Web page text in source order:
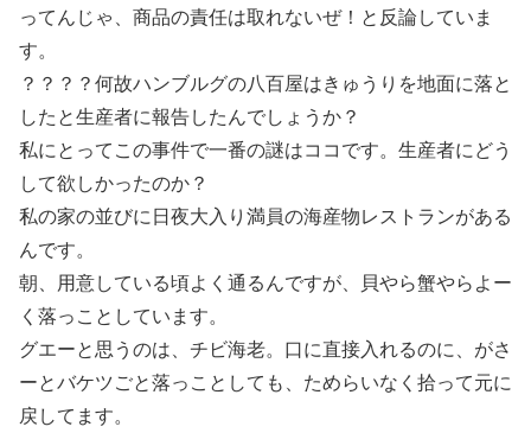
ってんじゃ、商品の責任は取れないぜ！と反論していま
す。
？？？？何故ハンブルグの八百屋はきゅうりを地面に落と
したと生産者に報告したんでしょうか？
私にとってこの事件で一番の謎はココです。生産者にどう
して欲しかったのか？
私の家の並びに日夜大入り満員の海産物レストランがある
んです。
朝、用意している頃よく通るんですが、貝やら蟹やらよー
く落っことしています。
グエーと思うのは、チビ海老。口に直接入れるのに、がさ
ーとバケツごと落っことしても、ためらいなく拾って元に
戻してます。